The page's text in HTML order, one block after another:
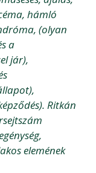
hámló
(olyan
a
jár),
Ritkán
elemének